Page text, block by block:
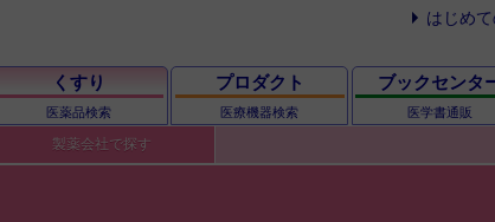
はじめ
くすり
医薬品検索
プロダクト
医療機器検索
ブックセンタ
医学書通販
製薬会社で探す